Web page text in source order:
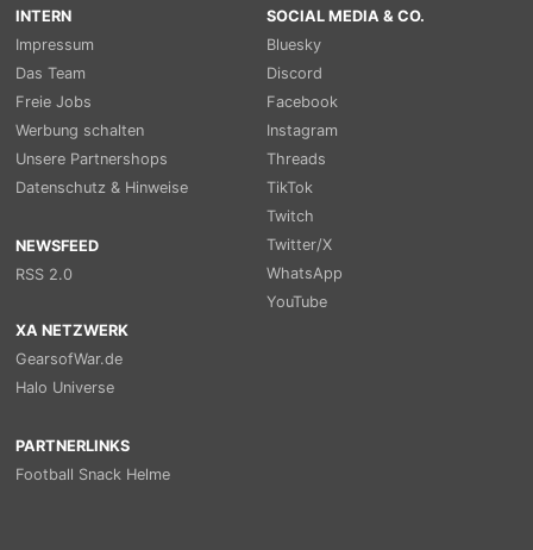
INTERN
Impressum
Das Team
Freie Jobs
Werbung schalten
Unsere Partnershops
Datenschutz & Hinweise
NEWSFEED
RSS 2.0
SOCIAL MEDIA & CO.
Bluesky
Discord
Facebook
Instagram
Threads
TikTok
Twitch
Twitter/X
WhatsApp
YouTube
XA NETZWERK
GearsofWar.de
Halo Universe
PARTNERLINKS
Football Snack Helme